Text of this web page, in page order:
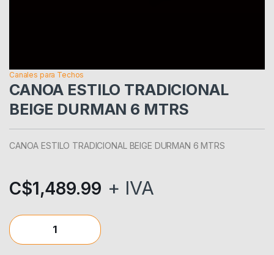
Canales para Techos
CANOA ESTILO TRADICIONAL
BEIGE DURMAN 6 MTRS
CANOA ESTILO TRADICIONAL BEIGE DURMAN 6 MTRS
C$1,489.99 + IVA
CANOA ESTILO TRADICIONAL BEIGE DURMAN 6 MTRS